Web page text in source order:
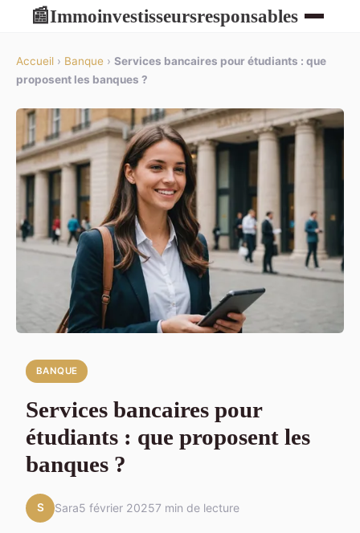
📰Immoinvestisseursresponsables
Accueil › Banque › Services bancaires pour étudiants : que
proposent les banques ?
BANQUE
Services bancaires pour
étudiants : que proposent les
banques ?
S Sara5 février 20257 min de lecture